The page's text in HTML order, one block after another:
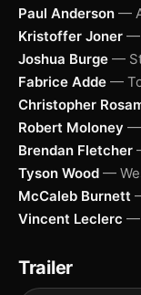
Paul Anderson —
Kristoffer Joner —
Joshua Burge —
Fabrice Adde —
Christopher
Robert Moloney —
Brendan Fletcher
Tyson Wood —
McCaleb Burnett
Vincent Leclerc —
Trailer